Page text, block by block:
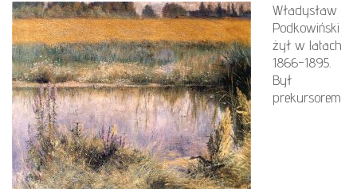
Władysław
Podkowiński
żył w latach
1866-1895.
Był
prekursorem